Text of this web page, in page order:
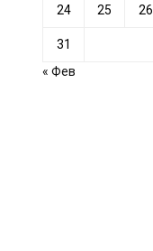
24 25 26
31
« Фев